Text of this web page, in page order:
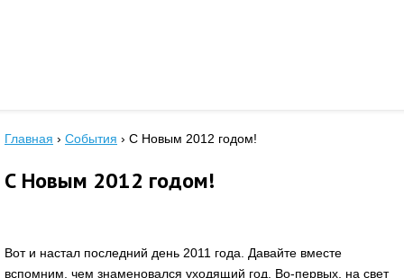
Главная › События › С Новым 2012 годом!
С Новым 2012 годом!
Вот и настал последний день 2011 года. Давайте вместе
вспомним, чем знаменовался уходящий год. Во-первых, на свет